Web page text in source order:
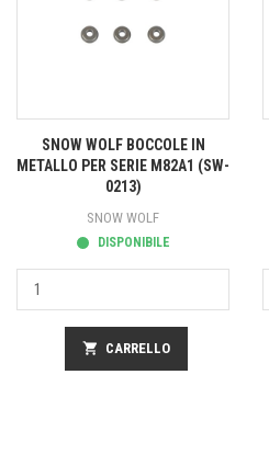
SNOW WOLF BOCCOLE IN
METALLO PER SERIE M82A1 (SW-
0213)
SNOW WOLF
DISPONIBILE
shopping_cart CARRELLO